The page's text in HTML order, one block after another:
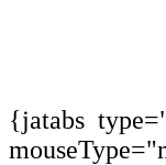
{jatabs